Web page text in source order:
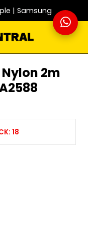
| Samsung
2m
18